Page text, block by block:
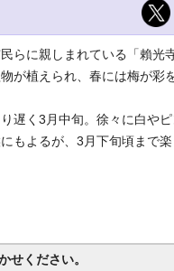
らに親しまれている「賴光
が植えられ、春には梅が彩
遅く3月中旬。徐々に白や
もよるが、3月下旬頃まで
せください。